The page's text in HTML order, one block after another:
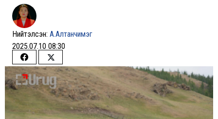
Нийтэлсэн: А.Алтанчимэг
2025.07.10 08:30
Share
on
Facebook
Share
on
Twitter